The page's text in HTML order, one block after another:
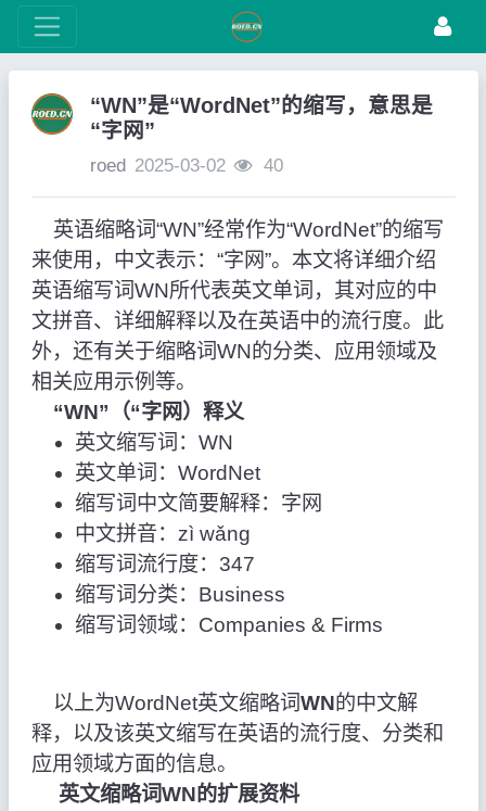
“WN”是“WordNet”的缩写，意思是
“字网”
roed 2025-03-02 40
英语缩略词“WN”经常作为“WordNet”的缩写
来使用，中文表示：“字网”。本文将详细介绍
英语缩写词WN所代表英文单词，其对应的中
文拼音、详细解释以及在英语中的流行度。此
外，还有关于缩略词WN的分类、应用领域及
相关应用示例等。
“WN”（“字网）释义
英文缩写词：WN
英文单词：WordNet
缩写词中文简要解释：字网
中文拼音：zì wǎng
缩写词流行度：347
缩写词分类：Business
缩写词领域：Companies & Firms
以上为WordNet英文缩略词WN的中文解
释，以及该英文缩写在英语的流行度、分类和
应用领域方面的信息。
英文缩略词WN的扩展资料